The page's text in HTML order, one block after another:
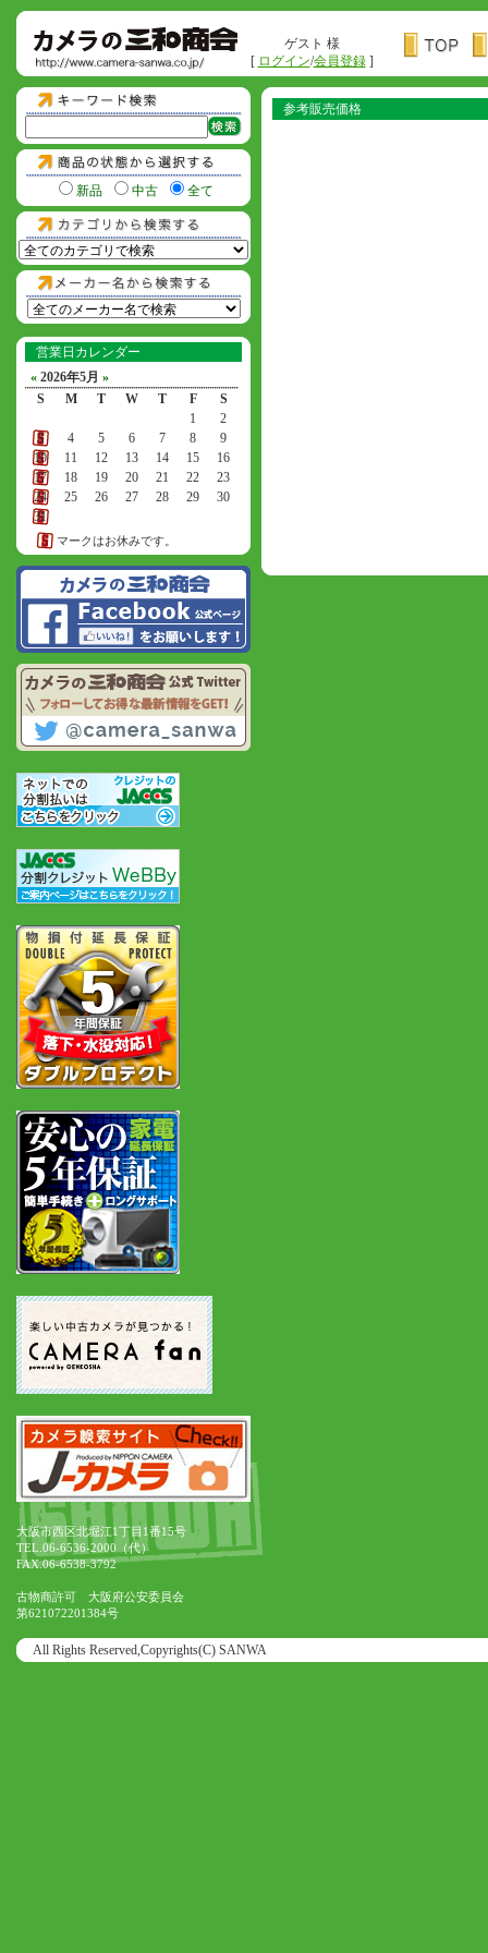
ゲスト 様
[ ログイン/会員登録]
新品 中古 全て
営業日カレンダー
« 2026年5月 »
S
M T W T F
S
1
2
3
4 5 6 7 8
9
10
11 12 13 14 15
16
17
18 19 20 21 22
23
24
25 26 27 28 29
30
31
マークはお休みです。
参考販売価格
大阪市西区北堀江1丁目1番15号
TEL.06-6536-2000（代）
FAX.06-6538-3792
古物商許可 大阪府公安委員会
第621072201384号
All Rights Reserved,Copyrights(C) SANWA